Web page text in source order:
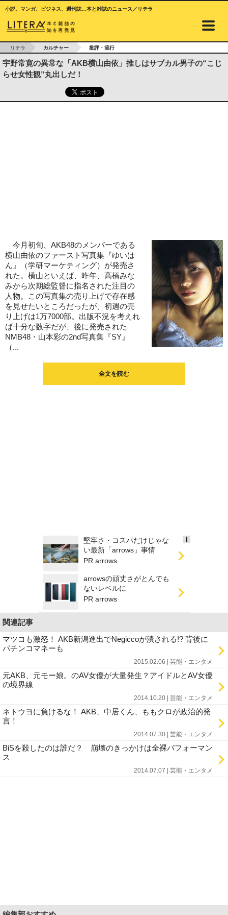
小説、マンガ、ビジネス、週刊誌…本と雑誌のニュース／リテラ
リテラ カルチャー 批評・流行
宇野常寛の異常な「AKB横山由依」推しはサブカル男子の“こじ
らせ女性観”丸出しだ！
今月初旬、AKB48のメンバーである
横山由依のファースト写真集『ゆいは
ん』（学研マーケティング）が発売さ
れた。横山といえば、昨年、高橋みな
みから次期総監督に指名された注目の
人物。この写真集の売り上げで存在感
を見せたいところだったが、初週の売
り上げは1万7000部。出版不況を考えれ
ば十分な数字だが、後に発売された
NMB48・山本彩の2nd写真集『SY』
（...
全文を読む
by
堅牢さ・コスパだけじゃな
い最新「arrows」事情
PR arrows
arrowsの頑丈さがとんでも
ないレベルに
PR arrows
関連記事
マツコも激怒！ AKB新潟進出でNegiccoが潰される!? 背後に
パチンコマネーも
2015.02.06 | 芸能・エンタメ
元AKB、元モー娘。のAV女優が大量発生？アイドルとAV女優
の境界線
2014.10.20 | 芸能・エンタメ
ネトウヨに負けるな！ AKB、中居くん、ももクロが政治的発
言！
2014.07.30 | 芸能・エンタメ
BiSを殺したのは誰だ？ 崩壊のきっかけは全裸パフォーマン
ス
2014.07.07 | 芸能・エンタメ